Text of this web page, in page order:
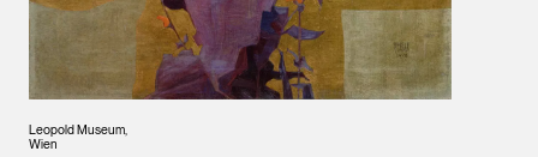
Leopold Museum,
Wien